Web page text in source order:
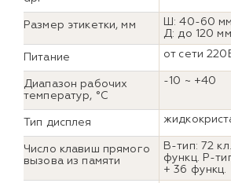
Размер этикетки, мм
Ш: 40-60 мм
Д: до 120 мм
Питание от сети
Диапазон рабочих
температур, °C
-10 ~ +40
Тип дисплея
Число клавиш прямого
вызова из памяти
B-тип: 72
функц. P-
+ 36 функц.